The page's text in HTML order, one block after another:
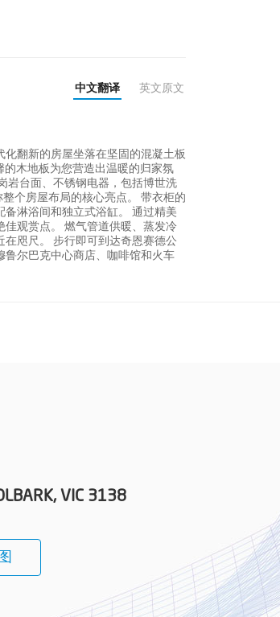
中文翻译 英文原文
翻新的房屋坐落在坚固的混凝土板
木地板为您营造出温暖的归家氛
岩台面、不锈钢电器，包括博世洗
个房屋布局的核心亮点。 带衣柜的
淋浴间和独立式浴缸。 通过精美
观赏点。 燃气管道供暖、蒸发冷
咫尺。 步行即可到达奇恩赛德公
鲁尔巴克中心商店、咖啡馆和火车
VIC 3138